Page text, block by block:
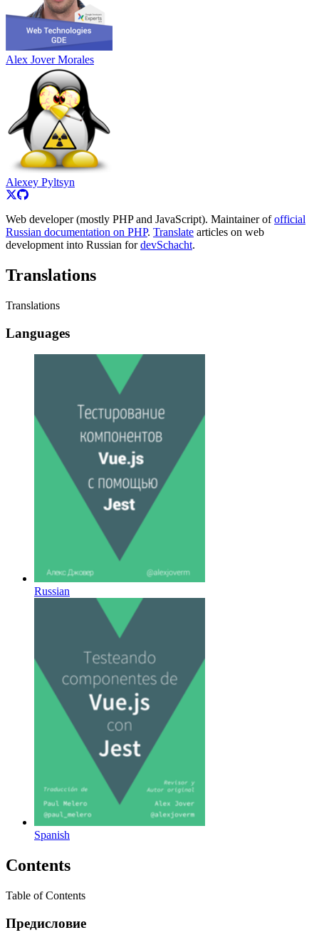
Alex Jover Morales
Alexey Pyltsyn
Web developer (mostly PHP and JavaScript). Maintainer ofofficial
Russian documentation on PHP. Translate articles on web
development into Russian fordevSchacht.
Translations
Translations
Languages
Russian
Spanish
Contents
Table of Contents
Предисловие